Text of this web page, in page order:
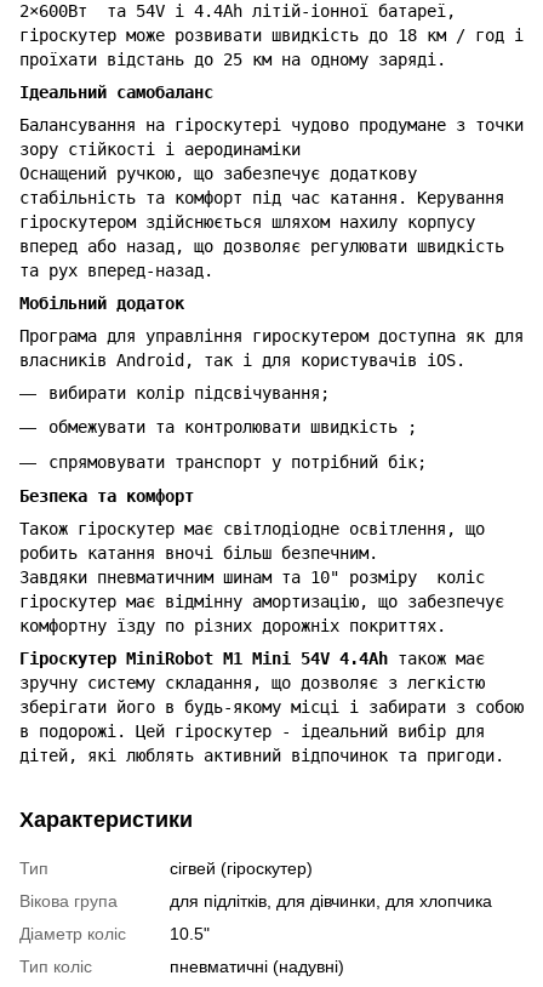
2×600Вт та 54V і 4.4Ah літій-іонної батареї,
гіроскутер може розвивати швидкість до 18 км / год і
проїхати відстань до 25 км на одному заряді.
Ідеальний самобаланс
Балансування на гіроскутері чудово продумане з точки
зору стійкості і аеродинаміки
Оснащений ручкою, що забезпечує додаткову
стабільність та комфорт під час катання. Керування
гіроскутером здійснюється шляхом нахилу корпусу
вперед або назад, що дозволяє регулювати швидкість
та рух вперед-назад.
Мобільний додаток
Програма для управління гироскутером доступна як для
власників Android, так і для користувачів iOS.
вибирати колір підсвічування;
обмежувати та контролювати швидкість ;
спрямовувати транспорт у потрібний бік;
Безпека та комфорт
Також гіроскутер має світлодіодне освітлення, що
робить катання вночі більш безпечним.
Завдяки пневматичним шинам та 10" розміру коліс
гіроскутер має відмінну амортизацію, що забезпечує
комфортну їзду по різних дорожніх покриттях.
Гіроскутер MiniRobot M1 Mini 54V 4.4Ah також має
зручну систему складання, що дозволяє з легкістю
зберігати його в будь-якому місці і забирати з собою
в подорожі. Цей гіроскутер - ідеальний вибір для
дітей, які люблять активний відпочинок та пригоди.
Характеристики
Тип
сігвей (гіроскутер)
Вікова група
для підлітків, для дівчинки, для хлопчика
Діаметр коліс
10.5"
Тип коліс
пневматичні (надувні)